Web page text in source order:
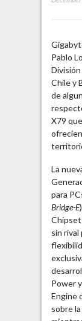
Pablo
Chile y
de
X79
La
para
Bridge-E
sin rival
Power
Engine
sobre